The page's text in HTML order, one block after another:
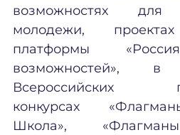
возможностях для
молодежи,
платформы
возможностей»,
Всероссийских
конкурсах
Школа»,